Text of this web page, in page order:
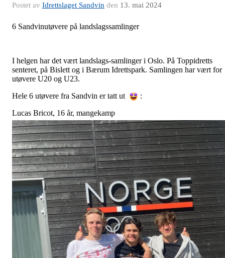
Postet av Idrettslaget Sandvin den 13. mai 2024
6 Sandvinutøvere på landslagssamlinger
I helgen har det vært landslags-samlinger i Oslo. På Toppidretts
senteret, på Bislett og i Bærum Idrettspark. Samlingen har vært for
utøvere U20 og U23.
Hele 6 utøvere fra Sandvin er tatt ut
:
Lucas Bricot, 16 år, mangekamp